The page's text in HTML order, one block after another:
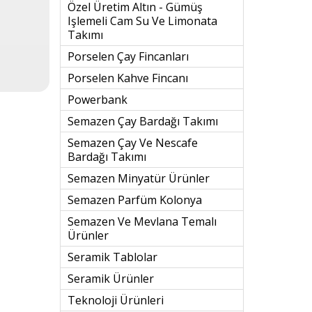
Özel Üretim Altın - Gümüş
Işlemeli Cam Su Ve Limonata
Takımı
Porselen Çay Fincanları
Porselen Kahve Fincanı
Powerbank
Semazen Çay Bardağı Takımı
Semazen Çay Ve Nescafe
Bardağı Takımı
Semazen Minyatür Ürünler
Semazen Parfüm Kolonya
Semazen Ve Mevlana Temalı
Ürünler
Seramik Tablolar
Seramik Ürünler
Teknoloji Ürünleri